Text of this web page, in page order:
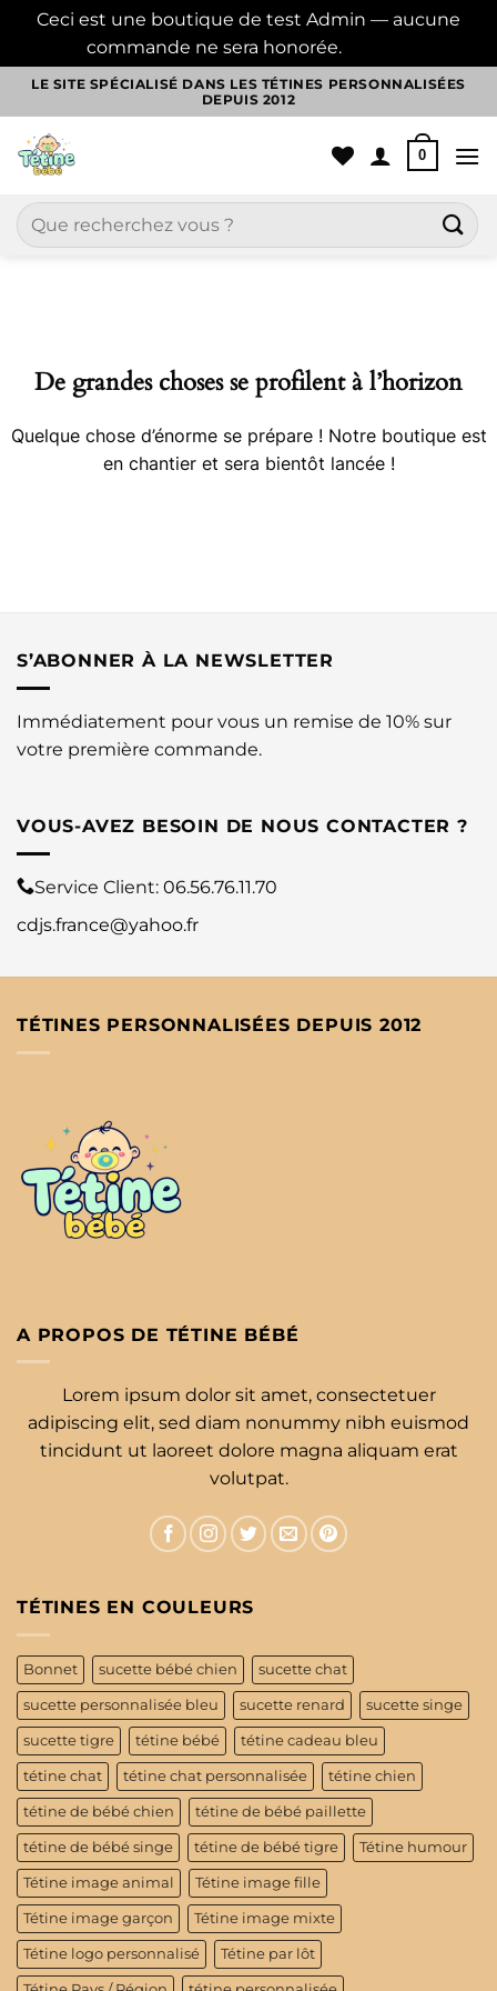
Ceci est une boutique de test Admin — aucune
commande ne sera honorée.
Passer
contenu
LE SITE SPÉCIALISÉ DANS LES TÉTINES PERSONNALISÉES
DEPUIS 2012
0
Recherche
pour :
De grandes choses se profilent à l’horizon
Quelque chose d’énorme se prépare ! Notre boutique est
en chantier et sera bientôt lancée !
S’ABONNER À LA NEWSLETTER
Immédiatement pour vous un remise de 10% sur
votre première commande.
VOUS-AVEZ BESOIN DE NOUS CONTACTER ?
Service Client: 06.56.76.11.70
cdjs.france@yahoo.fr
TÉTINES PERSONNALISÉES DEPUIS 2012
A PROPOS DE TÉTINE BÉBÉ
Lorem ipsum dolor sit amet, consectetuer
adipiscing elit, sed diam nonummy nibh euismod
tincidunt ut laoreet dolore magna aliquam erat
volutpat.
TÉTINES EN COULEURS
Bonnet sucette bébé chien sucette chat
sucette personnalisée bleu sucette renard sucette singe
sucette tigre tétine bébé tétine cadeau bleu
tétine chat tétine chat personnalisée tétine chien
tétine de bébé chien tétine de bébé paillette
tétine de bébé singe tétine de bébé tigre Tétine humour
Tétine image animal Tétine image fille
Tétine image garçon Tétine image mixte
Tétine logo personnalisé Tétine par lôt